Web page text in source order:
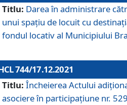
Titlu: Darea în administrare
unui spațiu de locuit cu
fondul locativ al Municipiului
744/17.12.2021
Titlu: Încheierea Actului
asociere în participațiune nr.